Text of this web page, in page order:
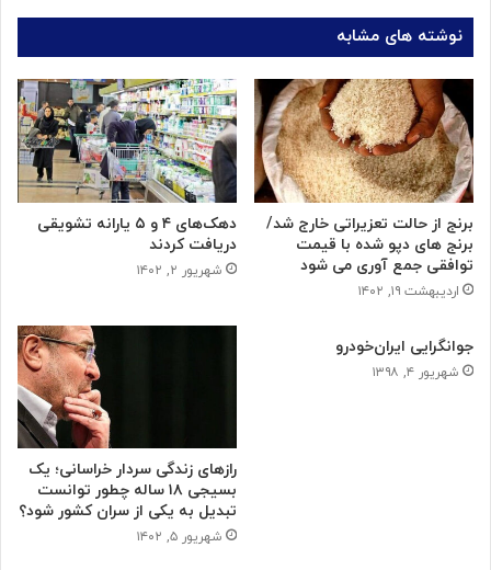
نوشته های مشابه
برنج از حالت تعزیراتی خارج شد/
برنج های دپو شده با قیمت
توافقی جمع آوری می شود
اردیبهشت ۱۹, ۱۴۰۲
دهک‌های ۴ و ۵ یارانه تشویقی
دریافت کردند
شهریور ۲, ۱۴۰۲
جوانگرایی ایران‌خودرو
شهریور ۴, ۱۳۹۸
رازهای زندگی سردار خراسانی؛ یک
بسیجی ۱۸ ساله چطور توانست
تبدیل به یکی از سران کشور شود؟
شهریور ۵, ۱۴۰۲